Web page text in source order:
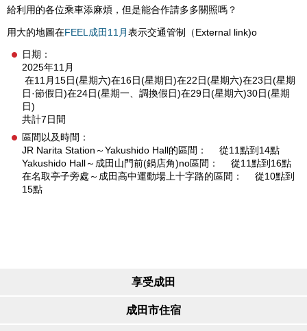
給利用的各位乘車添麻煩，但是能合作請多多關照嗎？
用大的地圖在FEEL成田11月表示交通管制（External link)o
日期：
2025年11月
在11月15日(星期六)在16日(星期日)在22日(星期六)在23日(星期
日·節假日)在24日(星期一、調換假日)在29日(星期六)30日(星期
日)
共計7日間
區間以及時間：
JR Narita Station～Yakushido Hall的區間： 從11點到14點
Yakushido Hall～成田山門前(鍋店角)no區間： 從11點到16點
在名取亭子旁處～成田高中運動場上十字路的區間： 從10點到
15點
享受成田
成田市住宿